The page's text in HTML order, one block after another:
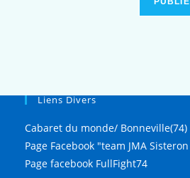
Liens Divers
Cabaret du monde/ Bonneville(74)
Page Facebook "team JMA
Page facebook FullFight74